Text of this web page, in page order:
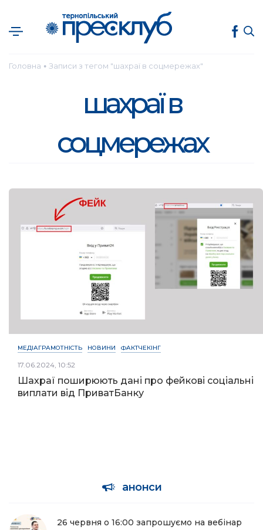
Головна ● Записи з тегом "шахраї в соцмережах"
шахраї в
соцмережах
МЕДІАГРАМОТНІСТЬ НОВИНИ ФАКТЧЕКІНГ
17.06.2024, 10:52
Шахраї поширюють дані про фейкові соціальні
виплати від ПриватБанку
анонси
26 червня о 16:00 запрошуємо на вебінар